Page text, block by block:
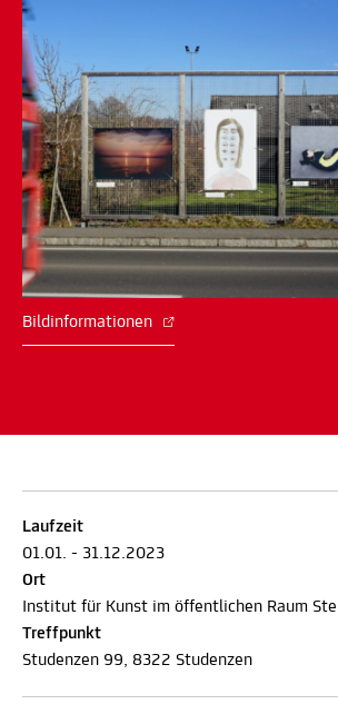
Bildinformationen
Laufzeit
01.01. - 31.12.2023
Ort
Institut für Kunst im öffentlichen Raum
Treffpunkt
Studenzen 99, 8322 Studenzen